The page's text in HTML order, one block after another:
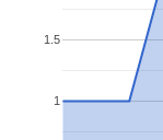
1
1.5